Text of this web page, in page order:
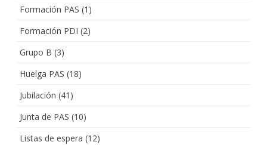
Formación PAS (1)
Formación PDI (2)
Grupo B (3)
Huelga PAS (18)
Jubilación (41)
Junta de PAS (10)
Listas de espera (12)